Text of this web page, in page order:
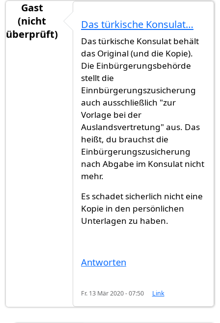
Gast
(nicht
überprüft)
Das türkische Konsulat…
Das türkische Konsulat behält
das Original (und die Kopie).
Die Einbürgerungsbehörde
stellt die
Einnbürgerungszusicherung
auch ausschließlich "zur
Vorlage bei der
Auslandsvertretung" aus. Das
heißt, du brauchst die
Einbürgerungszusicherung
nach Abgabe im Konsulat nicht
mehr.
Es schadet sicherlich nicht eine
Kopie in den persönlichen
Unterlagen zu haben.
Antworten
Fr. 13 Mär 2020 - 07:50 Link